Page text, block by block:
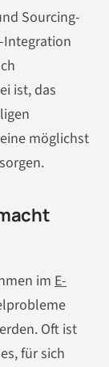
Sourcing-
Integration
ist, das
möglichst
im E-
Oft ist
für sich